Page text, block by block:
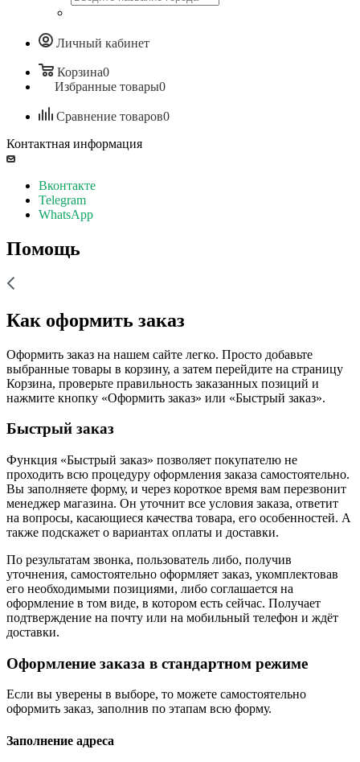
Личный кабинет
Корзина0
Избранные товары0
Сравнение товаров0
Контактная информация
Вконтакте
Telegram
WhatsApp
Помощь
Как оформить заказ
Оформить заказ на нашем сайте легко. Просто добавьте
выбранные товары в корзину, а затем перейдите на страницу
Корзина, проверьте правильность заказанных позиций и
нажмите кнопку «Оформить заказ» или «Быстрый заказ».
Быстрый заказ
Функция «Быстрый заказ» позволяет покупателю не
проходить всю процедуру оформления заказа самостоятельно.
Вы заполняете форму, и через короткое время вам перезвонит
менеджер магазина. Он уточнит все условия заказа, ответит
на вопросы, касающиеся качества товара, его особенностей. А
также подскажет о вариантах оплаты и доставки.
По результатам звонка, пользователь либо, получив
уточнения, самостоятельно оформляет заказ, укомплектовав
его необходимыми позициями, либо соглашается на
оформление в том виде, в котором есть сейчас. Получает
подтверждение на почту или на мобильный телефон и ждёт
доставки.
Оформление заказа в стандартном режиме
Если вы уверены в выборе, то можете самостоятельно
оформить заказ, заполнив по этапам всю форму.
Заполнение адреса